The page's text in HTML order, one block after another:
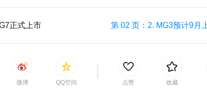
正式上市 第 02 页： 2. MG3预计9月
微博 QQ空间 点赞 收藏